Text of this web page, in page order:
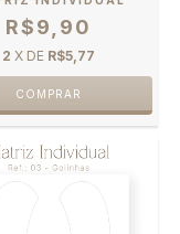
R$9,90
2 X DE R$5,77